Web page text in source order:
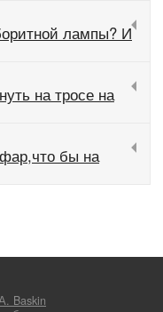
лампы? И
на тросе на
бы на
Baskin